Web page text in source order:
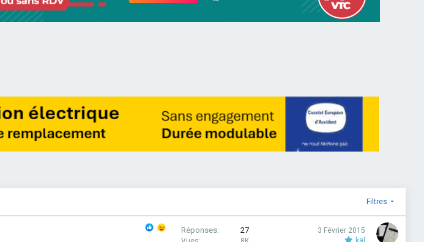
Filtres
Réponses 27
3 Février 2015
kal